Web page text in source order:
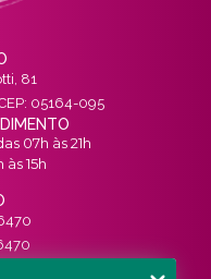
81
05164-095
07h às 21h
15h